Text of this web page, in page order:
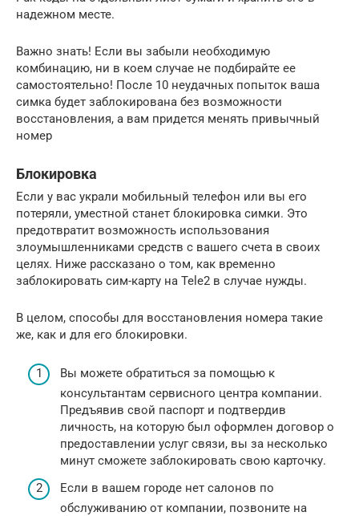
надежном месте.
Важно знать! Если вы забыли необходимую
комбинацию, ни в коем случае не подбирайте ее
самостоятельно! После 10 неудачных попыток ваша
симка будет заблокирована без возможности
восстановления, а вам придется менять привычный
номер
Блокировка
Если у вас украли мобильный телефон или вы его
потеряли, уместной станет блокировка симки. Это
предотвратит возможность использования
злоумышленниками средств с вашего счета в своих
целях. Ниже рассказано о том, как временно
заблокировать сим-карту на Tele2 в случае нужды.
В целом, способы для восстановления номера такие
же, как и для его блокировки.
Вы можете обратиться за помощью к
консультантам сервисного центра компании.
Предъявив свой паспорт и подтвердив
личность, на которую был оформлен договор о
предоставлении услуг связи, вы за несколько
минут сможете заблокировать свою карточку.
Если в вашем городе нет салонов по
обслуживанию от компании, позвоните на